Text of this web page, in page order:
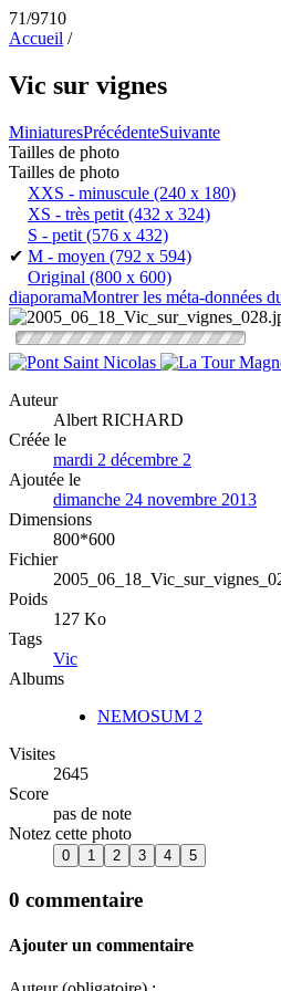
71/9710
Accueil /
Vic sur vignes
MiniaturesPrécédenteSuivante
Tailles de photo
Tailles de photo
XXS - minuscule (240 x 180)
XS - très petit (432 x 324)
S - petit (576 x 432)
✔ M - moyen (792 x 594)
Original (800 x 600)
diaporamaMontrer les méta-données
Auteur
Albert RICHARD
Créée le
mardi 2 décembre 2
Ajoutée le
dimanche 24 novembre 2013
Dimensions
800*600
Fichier
Poids
127 Ko
Tags
Vic
Albums
NEMOSUM 2
Visites
2645
Score
pas de note
Notez cette photo
0 commentaire
Ajouter un commentaire